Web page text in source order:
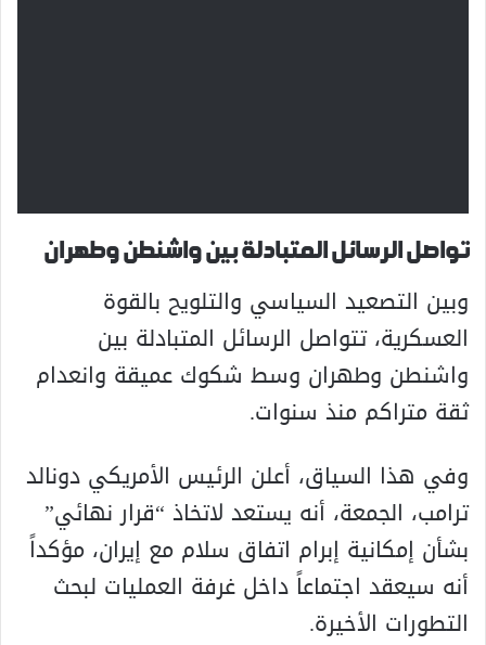
تواصل الرسائل المتبادلة بين واشنطن وطهران
وبين التصعيد السياسي والتلويح بالقوة
العسكرية، تتواصل الرسائل المتبادلة بين
واشنطن وطهران وسط شكوك عميقة وانعدام
ثقة متراكم منذ سنوات.
وفي هذا السياق، أعلن الرئيس الأمريكي دونالد
ترامب، الجمعة، أنه يستعد لاتخاذ “قرار نهائي”
بشأن إمكانية إبرام اتفاق سلام مع إيران، مؤكداً
أنه سيعقد اجتماعاً داخل غرفة العمليات لبحث
التطورات الأخيرة.